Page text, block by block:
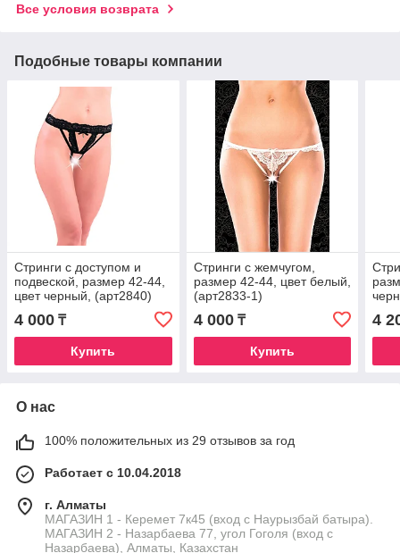
Все условия возврата
Подобные товары компании
Стринги с доступом и
подвеской, размер 42-44,
цвет черный, (арт2840)
4 000 ₸
Купить
Стринги с жемчугом,
размер 42-44, цвет белый,
(арт2833-1)
4 000₸
Купить
4
О нас
100% положительных из 29 отзывов за год
Работает с 10.04.2018
г. Алматы
МАГАЗИН 1 - Керемет 7к45 (вход с Наурызбай батыра).
МАГАЗИН 2 - Назарбаева 77, угол Гоголя (вход с
Назарбаева), Алматы, Казахстан